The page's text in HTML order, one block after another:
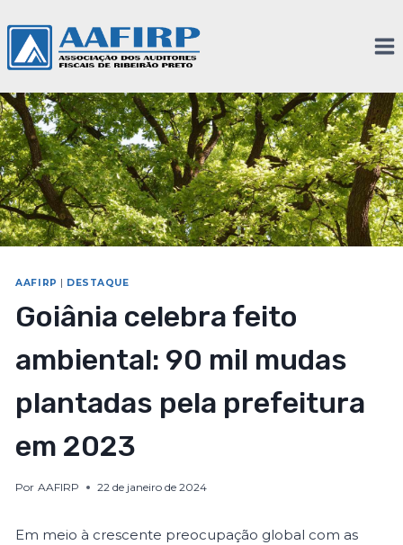
AAFIRP DESTAQUE
Goiânia celebra feito
ambiental: 90 mil mudas
plantadas pela prefeitura
em 2023
Por AAFIRP 22 de janeiro de 2024
Em meio à crescente preocupação global com as